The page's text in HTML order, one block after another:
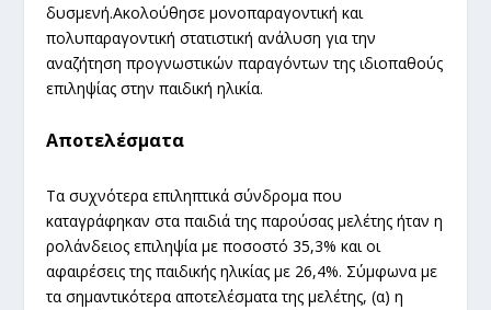
δυσμενή.Ακολούθησε μονοπαραγοντική και
πολυπαραγοντική στατιστική ανάλυση για την
αναζήτηση προγνωστικών παραγόντων της ιδιοπαθούς
επιληψίας στην παιδική ηλικία.
Αποτελέσματα
Τα συχνότερα επιληπτικά σύνδρομα που
καταγράφηκαν στα παιδιά της παρούσας μελέτης ήταν η
ρολάνδειος επιληψία με ποσοστό 35,3% και οι
αφαιρέσεις της παιδικής ηλικίας με 26,4%. Σύμφωνα με
τα σημαντικότερα αποτελέσματα της μελέτης, (α) η